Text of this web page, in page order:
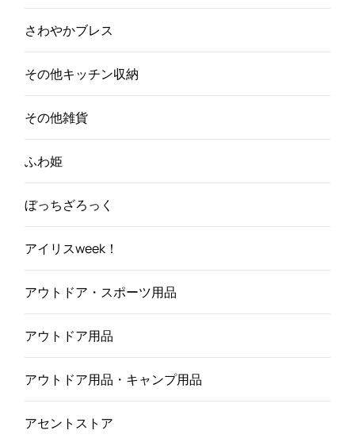
さわやかブレス
その他キッチン収納
その他雑貨
ふわ姫
ぼっちざろっく
アイリスweek！
アウトドア・スポーツ用品
アウトドア用品
アウトドア用品・キャンプ用品
アセントストア